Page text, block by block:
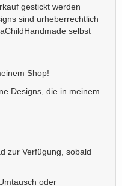
gestickt werden
sind urheberrechtlich
selbst
Shop!
Designs, die in meinem
zur Verfügung, sobald
oder